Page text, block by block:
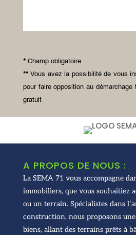
* Champ obligatoire
**Vous avez la possibilité de vous
pour faire opposition au démarchage
gratuit
A PROPOS DE NOUS :
La SEMA 71 vous accompagne
immobiliers, que vous souhaitiez
ou un terrain. Spécialistes dans
construction, nous proposons une
biens, allant des terrains prêts à